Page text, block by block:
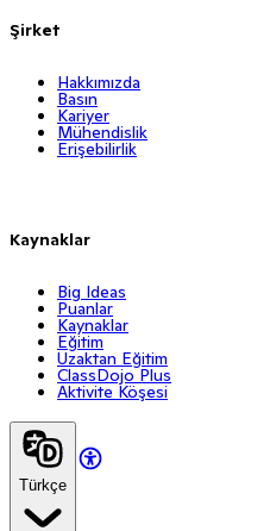
Şirket
Hakkımızda
Basın
Kariyer
Mühendislik
Erişebilirlik
Kaynaklar
Big Ideas
Puanlar
Kaynaklar
Eğitim
Uzaktan Eğitim
ClassDojo Plus
Aktivite Köşesi
Türkçe